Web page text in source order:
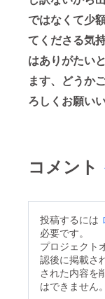
ではなくて少
てくださる気
はありがたい
ます、どうか
ろしくお願い
コメント
投稿するには
必要です。
プロジェクト
認後に掲載さ
された内容を
はできません。